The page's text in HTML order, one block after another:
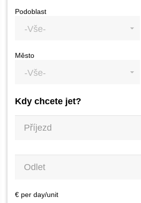
Podoblast
-Vše-
Město
-Vše-
Kdy chcete jet?
€ per day/unit